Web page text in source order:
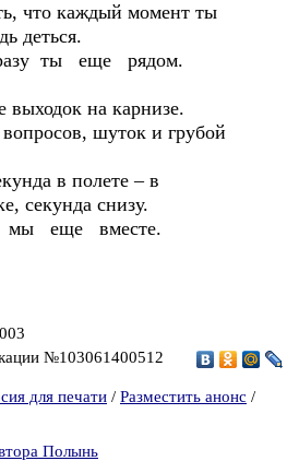
что каждый момент ты
деться.
ты еще рядом.
выходок на карнизе.
шуток и грубой
в полете – в
секунда снизу.
мы еще вместе.
№103061400512
для печати / Разместить анонс /
Полынь